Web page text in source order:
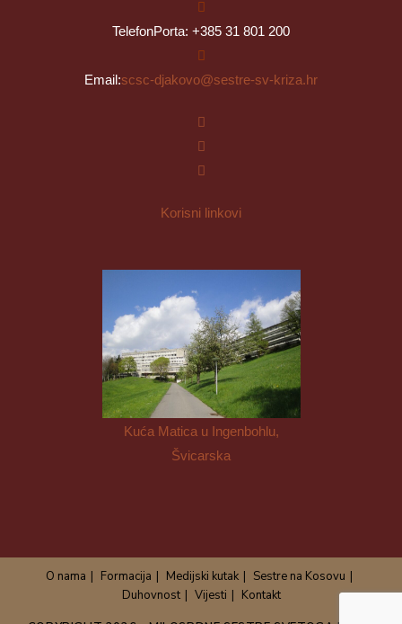
TelefonPorta: +385 31 801 200
Email:scsc-djakovo@sestre-sv-kriza.hr
Korisni linkovi
Kuća Matica u Ingenbohlu,
Švicarska
O nama Formacija Medijski kutak
Sestre na Kosovu
Duhovnost
Vijesti
Kontakt